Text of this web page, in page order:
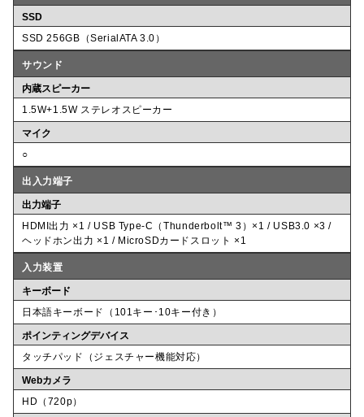
SSD
SSD 256GB（SerialATA 3.0）
サウンド
内蔵スピーカー
1.5W+1.5W ステレオスピーカー
マイク
○
出入力端子
出力端子
HDMI出力 ×1 / USB Type-C（Thunderbolt™ 3）×1 / USB3.0 ×3 /
ヘッドホン出力 ×1 / MicroSDカードスロット ×1
入力装置
キーボード
日本語キーボード（101キー･10キー付き）
ポインティングデバイス
タッチパッド（ジェスチャー機能対応）
Webカメラ
HD（720p）